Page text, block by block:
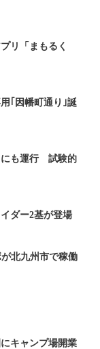
リ「まもるく
｢因幡町通り｣誕
にも運行 試験的
ダー2基が登場
北九州市で稼働
キャンプ場開業